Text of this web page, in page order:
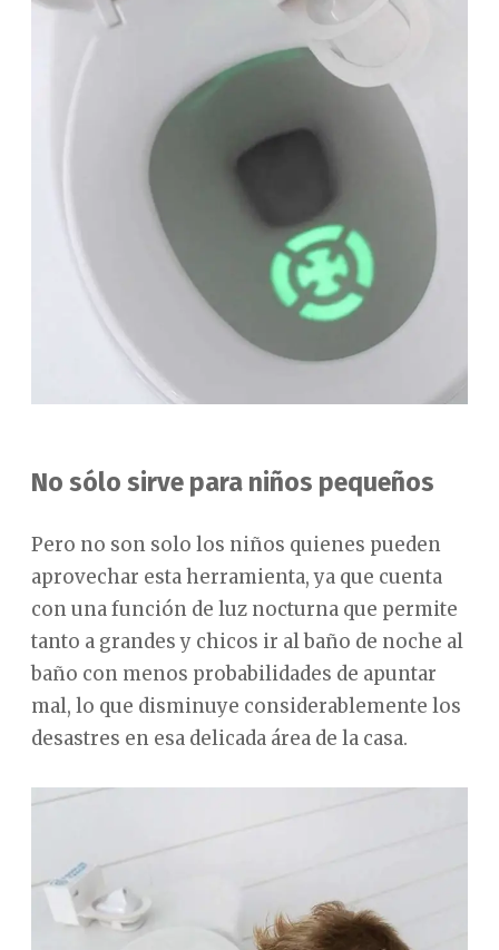
No sólo sirve para niños pequeños
Pero no son solo los niños quienes pueden
aprovechar esta herramienta, ya que cuenta
con una función de luz nocturna que permite
tanto a grandes y chicos ir al baño de noche al
baño con menos probabilidades de apuntar
mal, lo que disminuye considerablemente los
desastres en esa delicada área de la casa.